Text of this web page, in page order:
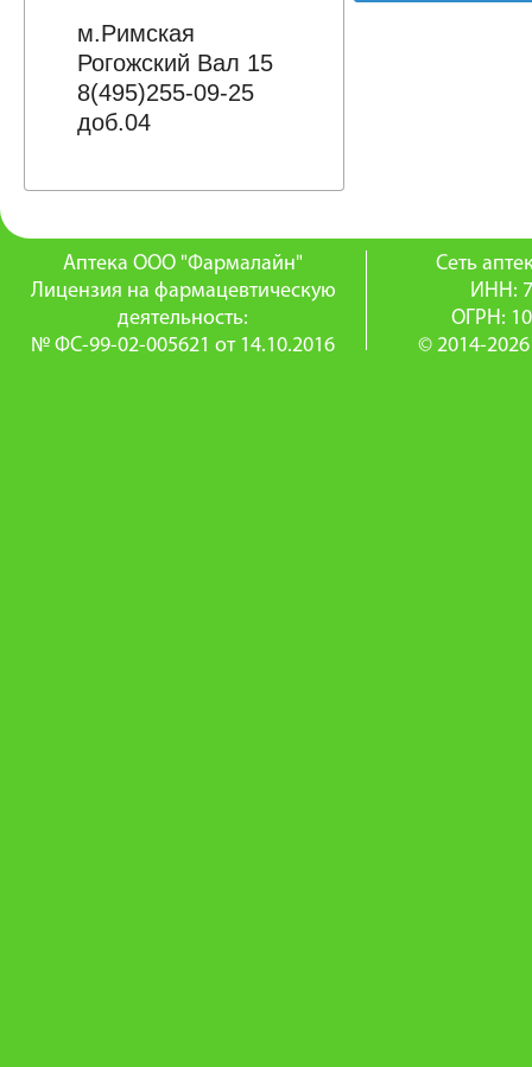
м.Римская
Рогожский Вал 15
8(495)255-09-25
доб.04
Аптека ООО "Фармалайн"
Лицензия на фармацевтическую
деятельность:
№ ФС-99-02-005621 от 14.10.2016
Сеть
ИНН:
ОГРН:
© 2014-